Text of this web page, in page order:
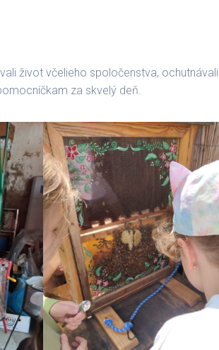
život včelieho spoločenstva, ochutnávali
za skvelý deň.